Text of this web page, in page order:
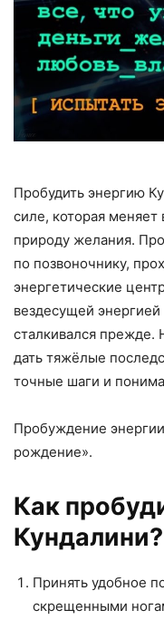
Пробудить энергию
силе, которая
природу желания.
по позвоночнику,
энергетические
вездесущей
сталкивался
дать тяжёлые
точные шаги и
Пробуждение
рождение».
Как
Кундалини?
Принять удобное
скрещенными